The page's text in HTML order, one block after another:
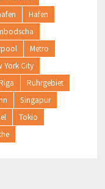
Hafen
Metro
York City
Ruhrgebiet
Singapur
Tokio